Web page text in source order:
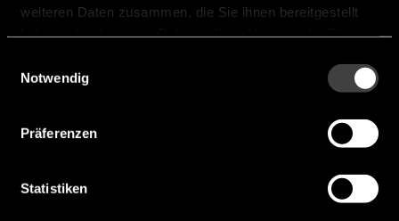
weiteren Daten zusammen, die Sie ihnen bereitgestellt
Notwendig
Präferenzen
Statistiken
Vielzahl von Anwendungen für die Bereiche:
Smart Industry, Smart Building, Medical
Zertifizierungen und Qualitätsmanagement
ISO9001